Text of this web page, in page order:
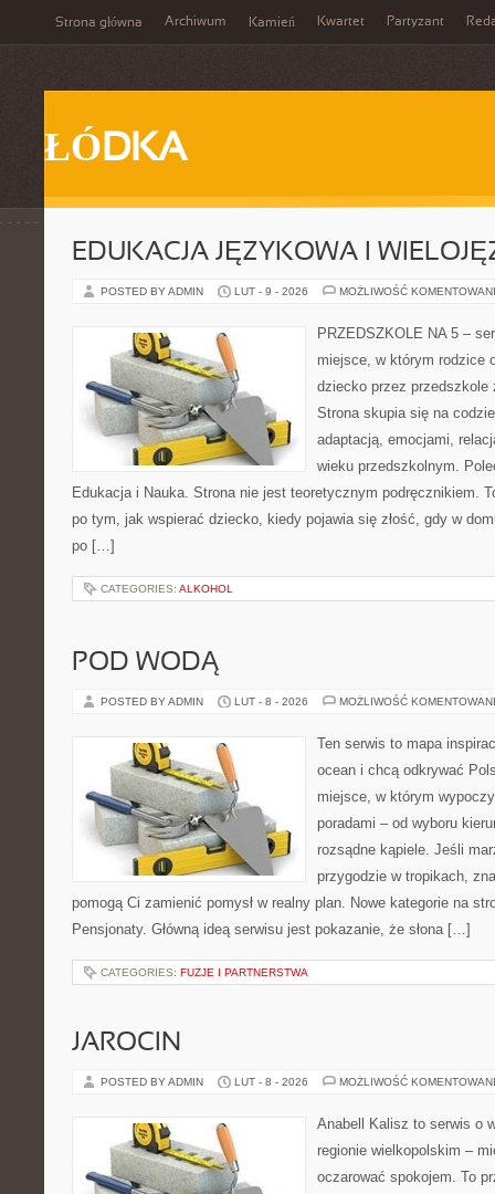
Strona główna Archiwum Kamień Kwartet Partyzant
ŁÓDKA
EDUKACJA JĘZYKOWA I
POSTED BY ADMIN LUT - 9 - 2026 MOŻLIWOŚĆ
PRZEDSZKOLE NA 5 –
miejsce, w którym rodzice
dziecko przez przedszkole
Strona skupia się na
adaptacją, emocjami,
wieku przedszkolnym.
Edukacja i Nauka. Strona nie jest teoretycznym podręcznikiem.
po tym, jak wspierać dziecko, kiedy pojawia się złość, gdy w
po […]
CATEGORIES: ALKOHOL
POD WODĄ
POSTED BY ADMIN LUT - 8 - 2026 MOŻLIWOŚĆ
Ten serwis to mapa
ocean i chcą odkrywać
miejsce, w którym
poradami – od wyboru
rozsądne kąpiele. Jeśli
przygodzie w tropikach,
pomogą Ci zamienić pomysł w realny plan. Nowe kategorie na
Pensjonaty. Główną ideą serwisu jest pokazanie, że słona […]
CATEGORIES: FUZJE I PARTNERSTWA
JAROCIN
POSTED BY ADMIN LUT - 8 - 2026 MOŻLIWOŚĆ
Anabell Kalisz to serwis o
regionie wielkopolskim –
oczarować spokojem. To